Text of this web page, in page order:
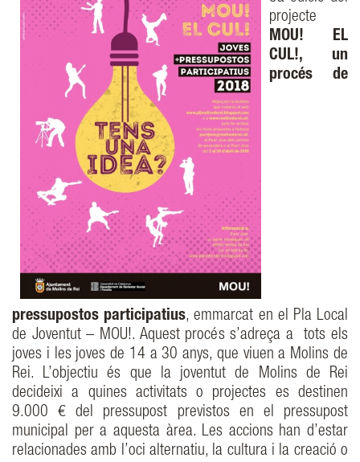
projecte
MOU! EL
CUL!, un
procés de
pressupostos participatius, emmarcat en el Pla Local
de Joventut – MOU!. Aquest procés s’adreça a tots els
joves i les joves de 14 a 30 anys, que viuen a Molins de
Rei. L’objectiu és que la joventut de Molins de Rei
decideixi a quines activitats o projectes es destinen
9.000 € del pressupost previstos en el pressupost
municipal per a aquesta àrea. Les accions han d’estar
relacionades amb l’oci alternatiu, la cultura i la creació o